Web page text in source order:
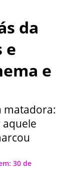
da
e
e
matadora:
30 de